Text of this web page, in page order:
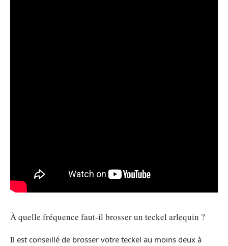
À quelle fréquence faut-il brosser un teckel arlequin ?
Il est conseillé de brosser votre teckel au moins deux à